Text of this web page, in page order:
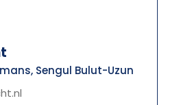
Sengul Bulut-Uzun